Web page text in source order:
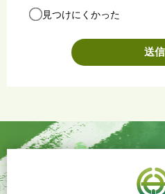
見つけにくかった